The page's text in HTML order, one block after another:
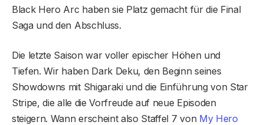
Black Hero Arc haben sie Platz gemacht für die Final
Saga und den Abschluss.
Die letzte Saison war voller epischer Höhen und
Tiefen. Wir haben Dark Deku, den Beginn seines
Showdowns mit Shigaraki und die Einführung von Star
Stripe, die alle die Vorfreude auf neue Episoden
steigern. Wann erscheint also Staffel 7 von My Hero